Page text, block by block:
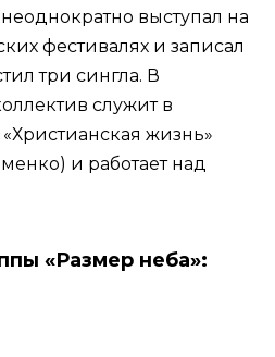
выступал на
фестивалях и записал
три сингла. В
служит в
жизнь»
и работает над
«Размер неба»: